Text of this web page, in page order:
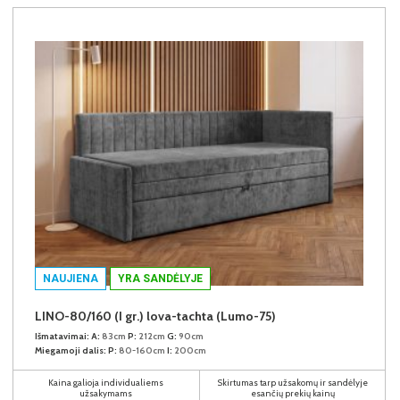
NAUJIENA YRA SANDĖLYJE
LINO-80/160 (I gr.) lova-tachta (Lumo-75)
Išmatavimai: A: 83cm P: 212cm G: 90cm
Miegamoji dalis: P: 80-160cm I: 200cm
Kaina galioja individualiems
užsakymams
Skirtumas tarp užsakomų ir sandėlyje
esančių prekių kainų